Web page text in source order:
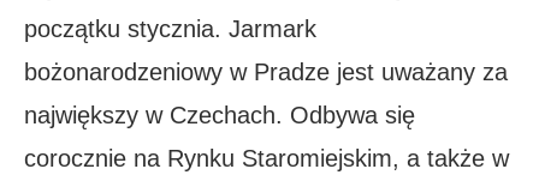
początku stycznia. Jarmark
bożonarodzeniowy w Pradze jest uważany za
największy w Czechach. Odbywa się
corocznie na Rynku Staromiejskim, a także w